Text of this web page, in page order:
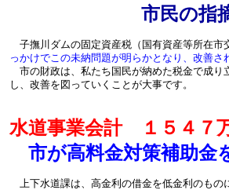
市民の指摘が
子撫川ダムの固定資産税（国有資産等所在市
っかけでこの未納問題が明らかとなり、改善さ
市の財政は、私たち国民が納めた税金で成り
し、改善を図っていくことが大事です。
水道事業会計 １５４７
市が高料金対策補助金
上下水道課は、高金利の借金を低金利のもの